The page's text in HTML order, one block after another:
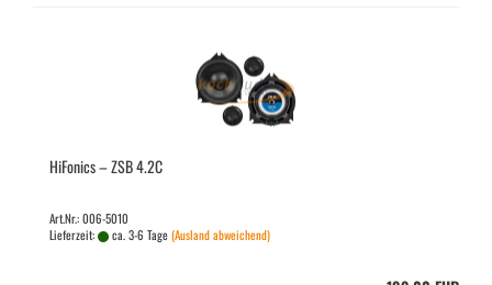
Hi­Fo­nics – ZSB 4.2C
Art.Nr.: 006-5010
Lieferzeit:
ca. 3-6 Tage(Ausland abweichend)